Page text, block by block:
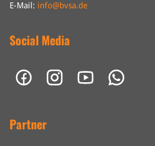
E-Mail: info@bvsa.de
Social Media
Partner